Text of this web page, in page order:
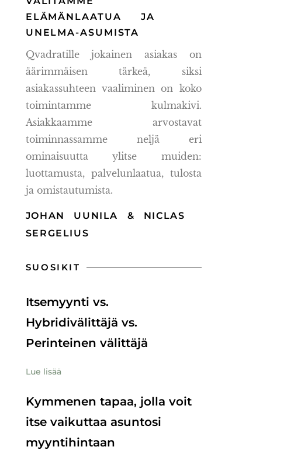
ELÄMÄNLAATUA JA
UNELMA-ASUMISTA
Qvadratille jokainen asiakas on
äärimmäisen tärkeä, siksi
asiakassuhteen vaaliminen on koko
toimintamme kulmakivi.
Asiakkaamme arvostavat
toiminnassamme neljä eri
ominaisuutta ylitse muiden:
luottamusta, palvelunlaatua, tulosta
ja omistautumista.
JOHAN UUNILA & NICLAS
SERGELIUS
SUOSIKIT
Itsemyynti vs.
Hybridivälittäjä vs.
Perinteinen välittäjä
Lue lisää
Kymmenen tapaa, jolla voit
itse vaikuttaa asuntosi
myyntihintaan